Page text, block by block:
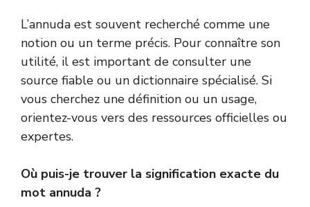
L’annuda est souvent recherché comme une
notion ou un terme précis. Pour connaître son
utilité, il est important de consulter une
source fiable ou un dictionnaire spécialisé. Si
vous cherchez une définition ou un usage,
orientez-vous vers des ressources officielles ou
expertes.
Où puis-je trouver la signification exacte du
mot annuda ?